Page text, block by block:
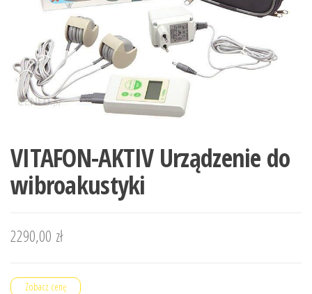
VITAFON-AKTIV Urządzenie do
wibroakustyki
2290,00 zł
Zobacz cenę